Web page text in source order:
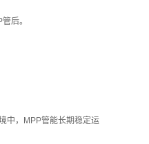
后。
中，MPP管能长期稳定运